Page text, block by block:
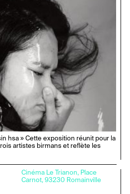
hsa » Cette exposition réunit pour la
artistes birmans et reflète les
Cinéma Le Trianon, Place
Carnot, 93230 Romainville